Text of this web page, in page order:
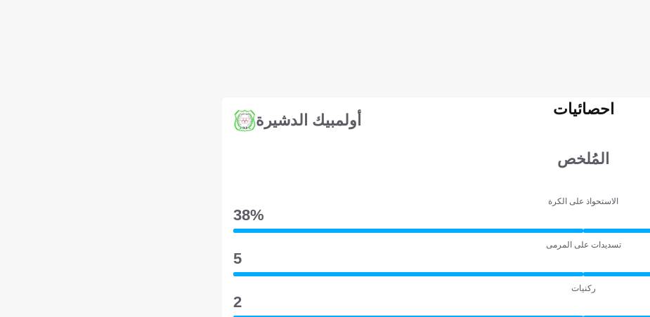
احصائيات
أولمبيك الدشيرة
المُلخص
الاستحواذ على الكرة
38‎%‎
تسديدات على المرمى
5
ركنيات
2